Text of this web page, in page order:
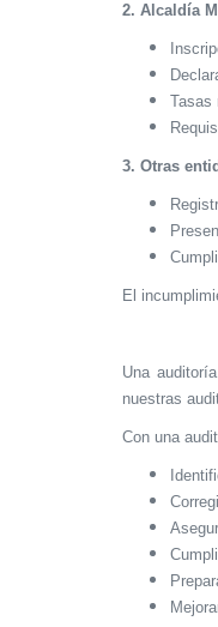
2. Alcaldía
Tasas
3. Otras
El
Una
nuestras
Con una